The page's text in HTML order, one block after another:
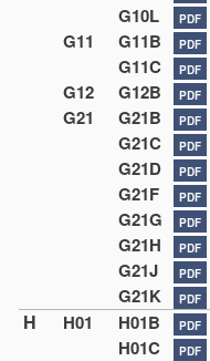
G10L PDF
G11 G11B PDF
G11C PDF
G12 G12B PDF
G21 G21B PDF
G21C PDF
G21D PDF
G21F PDF
G21G PDF
G21H PDF
G21J PDF
G21K PDF
H H01 H01B PDF
H01C PDF